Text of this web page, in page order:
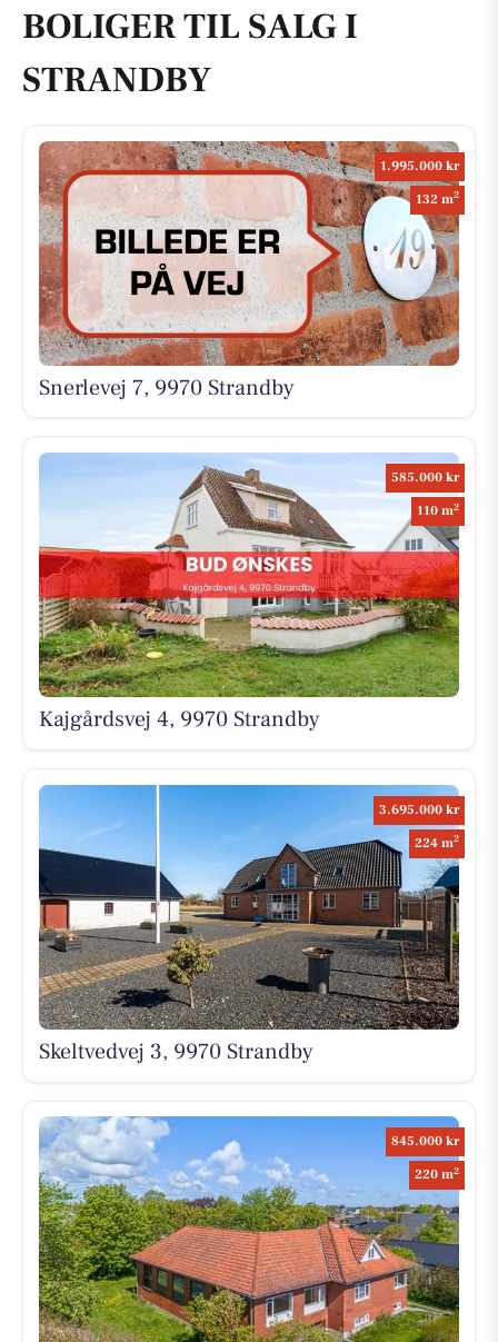
BOLIGER TIL SALG I
STRANDBY
1.995.000 kr
132 m2
Snerlevej 7, 9970 Strandby
585.000 kr
110 m2
Kajgårdsvej 4, 9970 Strandby
3.695.000 kr
224 m2
Skeltvedvej 3, 9970 Strandby
845.000 kr
220 m2